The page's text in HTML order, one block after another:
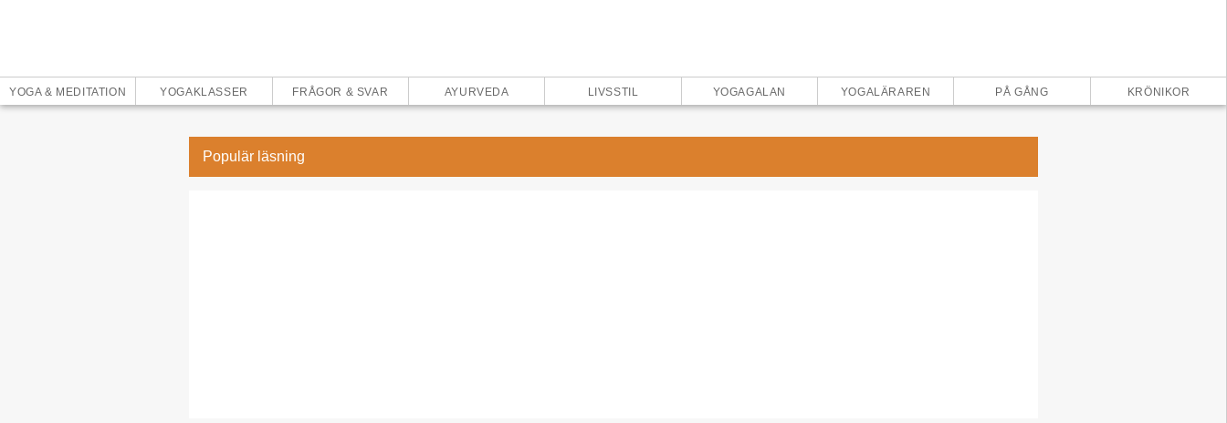
YOGA & MEDITATION YOGAKLASSER FRÅGOR & SVAR AYURVEDA LIVSSTIL YOGAGALAN YOGALÄRAREN PÅ GÅNG KRÖNIKOR
Populär läsning